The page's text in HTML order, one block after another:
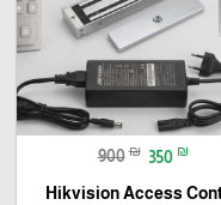
900 ₪ 350 ₪
Hikvision Access